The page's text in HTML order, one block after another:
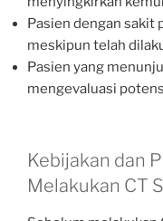
Pasien dengan sakit
meskipun telah
Pasien yang
mengevaluasi
Kebijakan dan
Melakukan CT